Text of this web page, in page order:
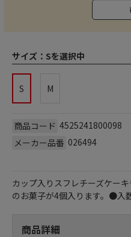
サイズ： Sを選択中
S M
商品コード 4525241800098
メーカー品番 026494
カップ入りスフレチーズケー
のお菓子が4個入ります。●入
商品詳細